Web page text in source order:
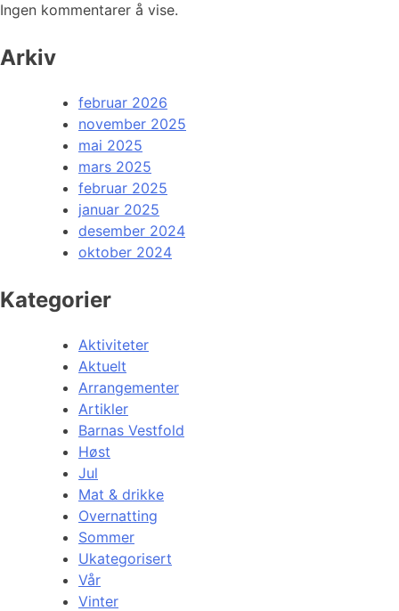
Ingen kommentarer å vise.
Arkiv
februar 2026
november 2025
mai 2025
mars 2025
februar 2025
januar 2025
desember 2024
oktober 2024
Kategorier
Aktiviteter
Aktuelt
Arrangementer
Artikler
Barnas Vestfold
Høst
Jul
Mat & drikke
Overnatting
Sommer
Ukategorisert
Vår
Vinter